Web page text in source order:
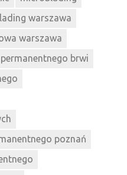
warszawa
warszawa
brwi
poznań